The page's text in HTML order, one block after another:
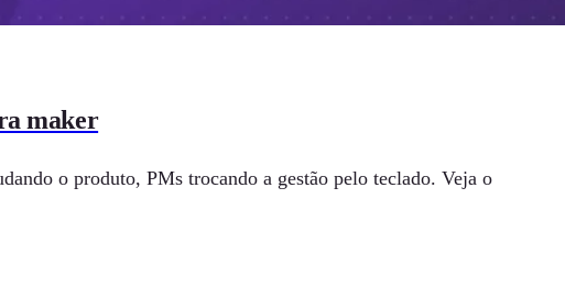
maker
o produto, PMs trocando a gestão pelo teclado. Veja o